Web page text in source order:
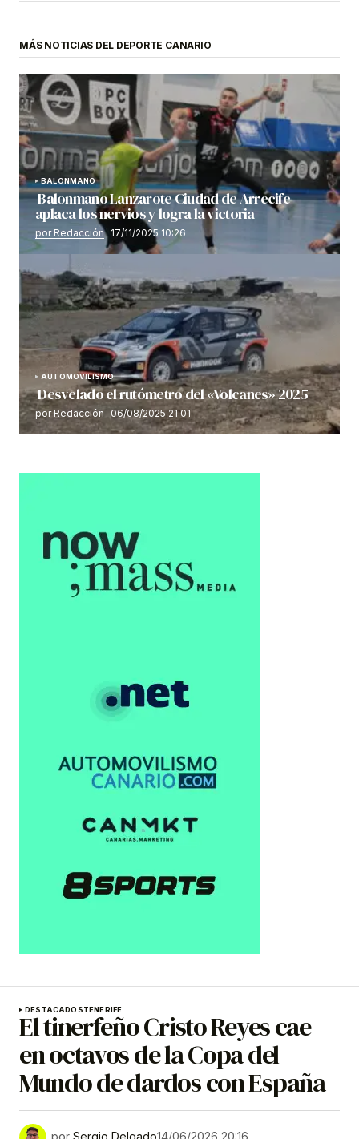
MÁS NOTICIAS DEL DEPORTE CANARIO
BALONMANO
Balonmano Lanzarote Ciudad de Arrecife
aplaca los nervios y logra la victoria
por Redacción 17/11/2025 10:26
AUTOMOVILISMO
Desvelado el rutómetro del «Volcanes» 2025
por Redacción 06/08/2025 21:01
DESTACADOSTENERIFE
El tinerfeño Cristo Reyes cae
en octavos de la Copa del
Mundo de dardos con España
por Sergio Delgado14/06/2026 20:16